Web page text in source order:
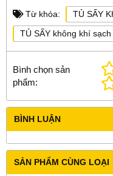
Từ khóa:
TỦ SẤY
TỦ SẤY không khí sạch
Bình chọn sản
phẩm:
BÌNH LUẬN
SẢN PHẨM CÙNG LOẠI